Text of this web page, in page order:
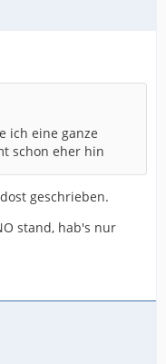
ich eine ganze
schon eher hin
geschrieben.
stand, hab's nur